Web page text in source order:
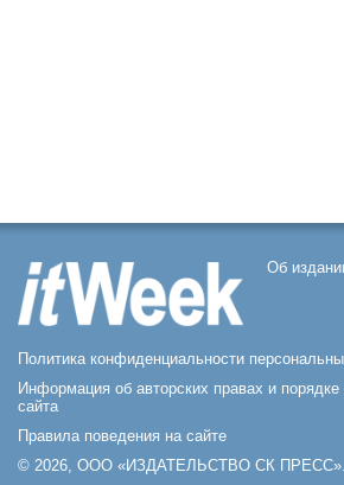
Об
Политика конфиденциальности
Информация об авторских правах и
сайта
Правила поведения на сайте
© 2026, ООО «ИЗДАТЕЛЬСТВО СК ПРЕСС».